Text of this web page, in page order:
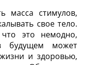
масса стимулов,
свое тело.
это немодно,
будущем может
и здоровью,